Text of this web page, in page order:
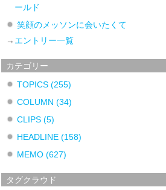
ールド
笑顔のメッソンに会いたくて
→ エントリー一覧
カテゴリー
TOPICS (255)
COLUMN (34)
CLIPS (5)
HEADLINE (158)
MEMO (627)
タグクラウド